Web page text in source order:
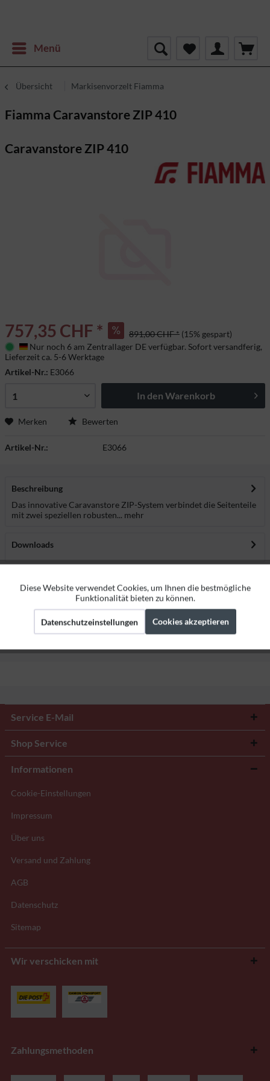
Menü
Übersicht Markisenvorzelt Fiamma
Fiamma Caravanstore ZIP 410
Caravanstore ZIP 410
757,35 CHF * 891,00 CHF * (15% gespart)
Deutschland
Nur noch 6 am Zentrallager DE verfügbar. Sofort versandferig,
Lieferzeit ca. 5-6 Werktage
Artikel-Nr.: E3066
In den Warenkorb
Merken Bewerten
Artikel-Nr.: E3066
Beschreibung
Das innovative Caravanstore ZIP-System verbindet die Seitenteile
mit zwei speziellen robusten... mehr
Downloads
Bewertungen lesen, schreiben und diskutieren...mehr
Herstellerangaben
Service E-Mail
Shop Service
Informationen
Cookie-Einstellungen
Impressum
Über uns
Versand und Zahlung
AGB
Datenschutz
Sitemap
Wir verschicken mit
Zahlungsmethoden
Funktionale Aktiv
Marketing Aktiv
Diese Website verwendet Cookies, um Ihnen die bestmögliche
Funktionalität bieten zu können.
Datenschutzeinstellungen Cookies akzeptieren